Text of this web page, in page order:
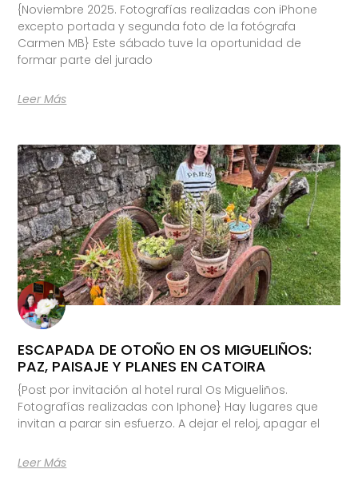
{Noviembre 2025. Fotografías realizadas con iPhone
excepto portada y segunda foto de la fotógrafa
Carmen MB} Este sábado tuve la oportunidad de
formar parte del jurado
Leer Más
ESCAPADA DE OTOÑO EN OS MIGUELIÑOS:
PAZ, PAISAJE Y PLANES EN CATOIRA
{Post por invitación al hotel rural Os Migueliños.
Fotografías realizadas con Iphone} Hay lugares que
invitan a parar sin esfuerzo. A dejar el reloj, apagar el
Leer Más